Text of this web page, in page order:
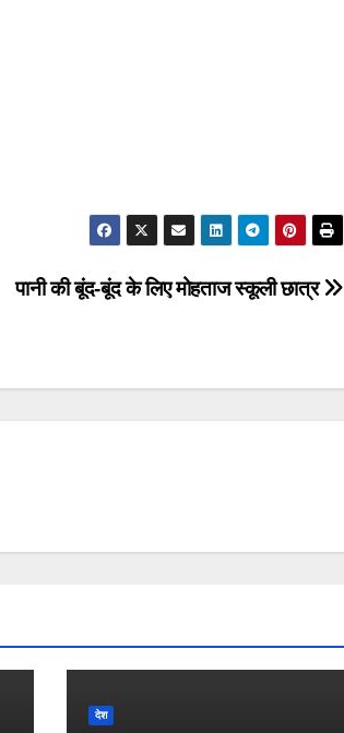
पानी की बूंद-बूंद के लिए मोहताज स्कूली छात्र
देश